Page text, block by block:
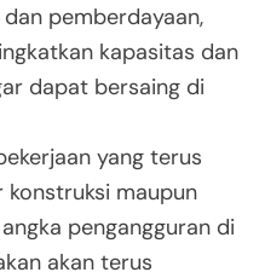
pemberdayaan,
kapasitas dan
dapat bersaing di
yang terus
maupun
pengangguran di
akan terus